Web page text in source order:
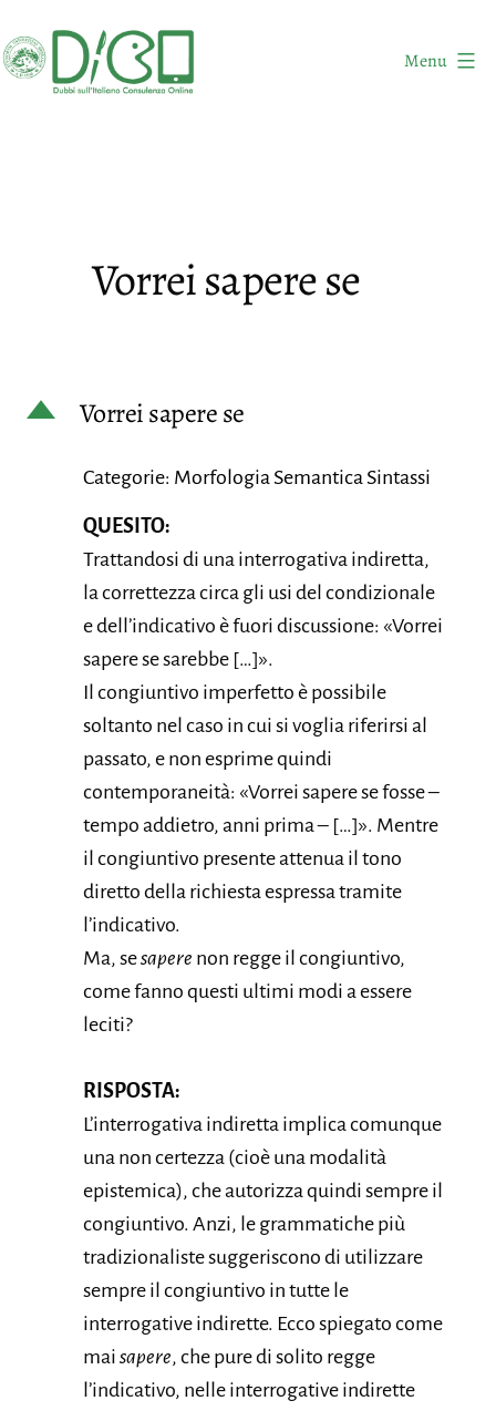
al
contenuto
Menu
Vorrei sapere se
D Vorrei sapere se
Categorie: Morfologia Semantica Sintassi
QUESITO:
Trattandosi di una interrogativa indiretta,
la correttezza circa gli usi del condizionale
e dell’indicativo è fuori discussione: «Vorrei
sapere se sarebbe […]».
Il congiuntivo imperfetto è possibile
soltanto nel caso in cui si voglia riferirsi al
passato, e non esprime quindi
contemporaneità: «Vorrei sapere se fosse –
tempo addietro, anni prima – […]». Mentre
il congiuntivo presente attenua il tono
diretto della richiesta espressa tramite
l’indicativo.
Ma, sesapere non regge il congiuntivo,
come fanno questi ultimi modi a essere
leciti?
RISPOSTA:
L’interrogativa indiretta implica comunque
una non certezza (cioè una modalità
epistemica), che autorizza quindi sempre il
congiuntivo. Anzi, le grammatiche più
tradizionaliste suggeriscono di utilizzare
sempre il congiuntivo in tutte le
interrogative indirette. Ecco spiegato come
mai sapere, che pure di solito regge
l’indicativo, nelle interrogative indirette